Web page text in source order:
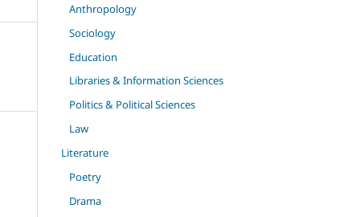
Anthropology
Sociology
Education
Libraries & Information Sciences
Politics & Political Sciences
Law
Literature
Poetry
Drama